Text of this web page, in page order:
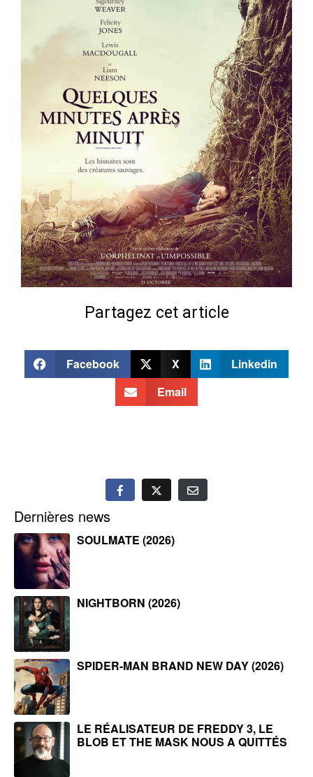
Partagez cet article
Facebook X
Linkedin
Email
Dernières news
SOULMATE (2026)
NIGHTBORN (2026)
SPIDER-MAN BRAND NEW DAY (2026)
LE RÉALISATEUR DE FREDDY 3, LE
BLOB ET THE MASK NOUS A QUITTÉS